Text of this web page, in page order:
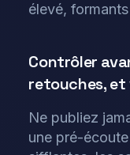
élevé,
Contrôler
retouches, et
Ne publiez
une pré-